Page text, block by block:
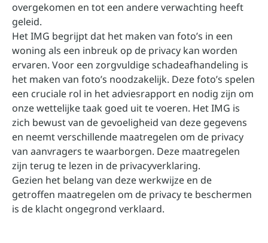
overgekomen en tot een andere verwachting heeft
geleid.
Het IMG begrijpt dat het maken van foto’s in een
woning als een inbreuk op de privacy kan worden
ervaren. Voor een zorgvuldige schadeafhandeling is
het maken van foto’s noodzakelijk. Deze foto’s spelen
een cruciale rol in het adviesrapport en nodig zijn om
onze wettelijke taak goed uit te voeren. Het IMG is
zich bewust van de gevoeligheid van deze gegevens
en neemt verschillende maatregelen om de privacy
van aanvragers te waarborgen. Deze maatregelen
zijn terug te lezen in de privacyverklaring.
Gezien het belang van deze werkwijze en de
getroffen maatregelen om de privacy te beschermen
is de klacht ongegrond verklaard.